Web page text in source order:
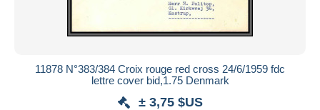
Toutes les durées
depuis
jours
11878 N°383/384 Croix rouge red cross 24/6/1959 fdc
lettre cover bid,1.75 Denmark
± 3,75 $US